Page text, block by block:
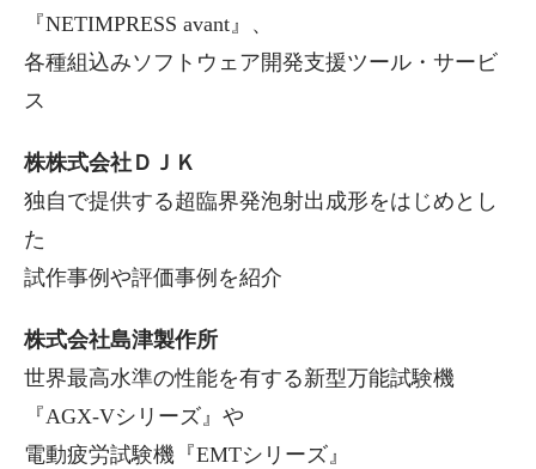
『NETIMPRESS avant』、
各種組込みソフトウェア開発支援ツール・サービ
ス
株株式会社ＤＪＫ
独自で提供する超臨界発泡射出成形をはじめとし
た
試作事例や評価事例を紹介
株式会社島津製作所
世界最高水準の性能を有する新型万能試験機
『AGX-Vシリーズ』や
電動疲労試験機『EMTシリーズ』